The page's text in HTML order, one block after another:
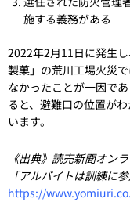
施する義務がある
2022年2月11日に発生
製菓」の荒川工場火災
なかったことが一因で
ると、避難口の位置が
います。
《出典》読売新聞オン
「アルバイトは訓練に
https://